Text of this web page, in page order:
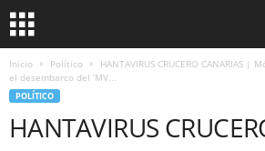
Inicio Político
HANTAVIRUS CRUCERO CANARIAS
el desembarco del ‘MV...
POLÍTICO
HANTAVIRUS